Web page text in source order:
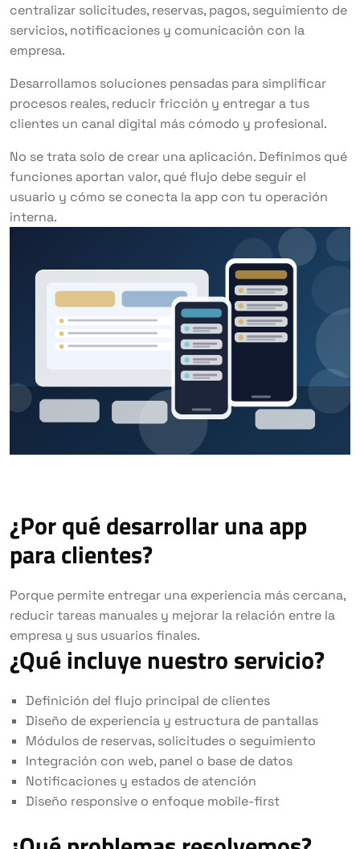
centralizar solicitudes, reservas, pagos, seguimiento de
servicios, notificaciones y comunicación con la
empresa.
Desarrollamos soluciones pensadas para simplificar
procesos reales, reducir fricción y entregar a tus
clientes un canal digital más cómodo y profesional.
No se trata solo de crear una aplicación. Definimos qué
funciones aportan valor, qué flujo debe seguir el
usuario y cómo se conecta la app con tu operación
interna.
¿Por qué desarrollar una app
para clientes?
Porque permite entregar una experiencia más cercana,
reducir tareas manuales y mejorar la relación entre la
empresa y sus usuarios finales.
¿Qué incluye nuestro servicio?
Definición del flujo principal de clientes
Diseño de experiencia y estructura de pantallas
Módulos de reservas, solicitudes o seguimiento
Integración con web, panel o base de datos
Notificaciones y estados de atención
Diseño responsive o enfoque mobile-first